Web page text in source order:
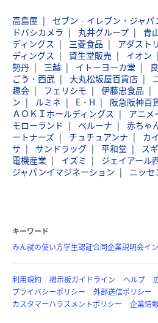
高島屋 セブン‐イレブン・ジャパ
ドバシカメラ
丸井グループ 青
ディングス
三菱食品 アダスト
ディングス
資生堂販売 イオン
勢丹
三越 イトーヨーカ堂
ごう・西武
大丸松坂屋百貨店
趣会
フェリシモ 伊藤忠食品
ン
ルミネ E・H 阪急阪神百
ＡＯＫＩホールディングス
アニメ
モローランド
ベルーナ 赤ちゃ
ートナーズ
チュチュアンナ カ
サ
サンドラッグ 平和堂 ス
電機産業
イズミ ジェイアール
ジャパンイマジネーション
ニッセ
キーワード
みん就の使い方学生認証合同企業説明会イ
利用規約 掲示板ガイドライン ヘルプ
プライバシーポリシー
外部送信ポリシー
カスタマーハラスメントポリシー
企業情報